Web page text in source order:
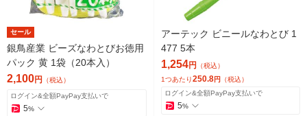
セール
銀鳥産業 ビーズなわとびお徳用
パック 黄 1袋（20本入）
2,100円 （税込）
ログイン&全額PayPay支払いで
5%
アーテック ビニールなわとび 1
477 5本
1,254円 （税込）
1つあたり250.8円 （税込）
ログイン&全額PayPay支払いで
5%